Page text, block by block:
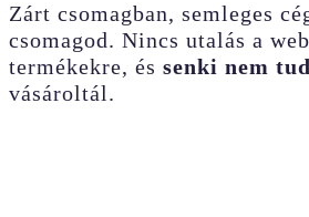
Zárt csomagban, semleges
csomagod. Nincs utalás a
termékekre, és senki nem
vásároltál.